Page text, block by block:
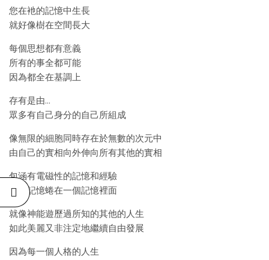
您在衪的記憶中生長
就好像樹在空間長大
每個思想都有意義
所有的事全都可能
因為都全在基調上
存有是由…
眾多有自己身分的自己所組成
像無限的細胞同時存在於無數的次元中
由自己的實相向外伸向所有其他的實相
包涵有電磁性的記憶和經驗
一個記憶蜷在一個記憶裡面
就像神能遊歷過所知的其他的人生
如此美麗又非注定地繼續自由發展
因為每一個人格的人生